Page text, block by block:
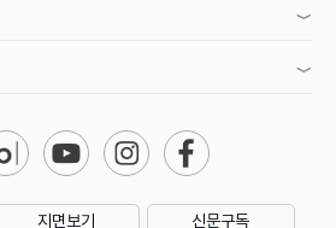
지면보기 신문구독